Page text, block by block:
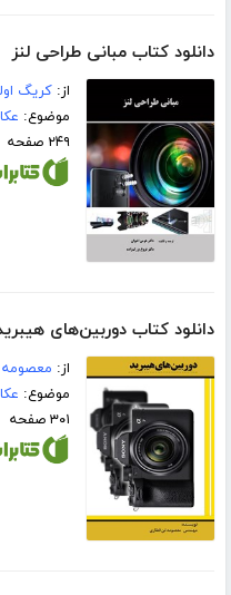
دانلود کتاب مبانی طراحی لنز
از:کریگ
موضوع:
۲۴۹ صفحه
دانلود کتاب دوربین‌های
از: معصومه
موضوع:
۳۰۱ صفحه